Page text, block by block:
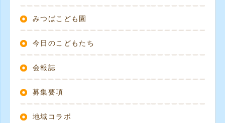
みつばこども園
今日のこどもたち
会報誌
募集要項
地域コラボ